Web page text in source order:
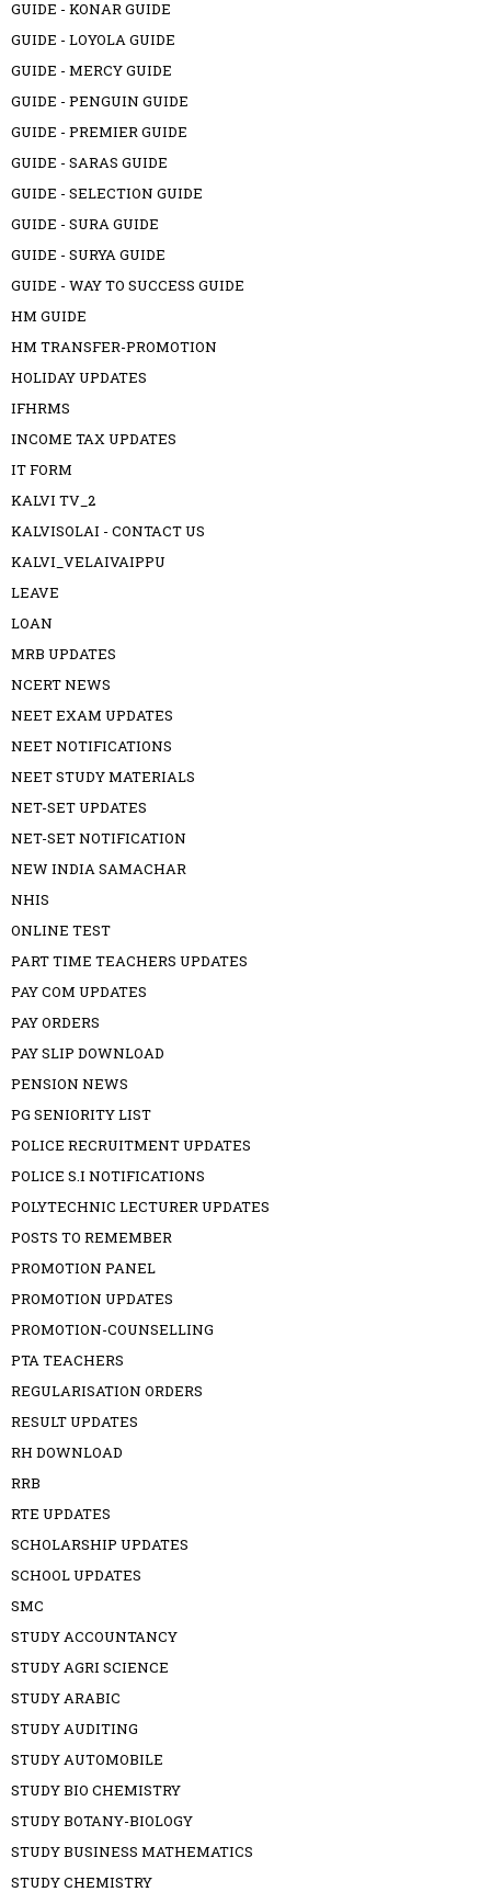
GUIDE - KONAR GUIDE
GUIDE - LOYOLA GUIDE
GUIDE - MERCY GUIDE
GUIDE - PENGUIN GUIDE
GUIDE - PREMIER GUIDE
GUIDE - SARAS GUIDE
GUIDE - SELECTION GUIDE
GUIDE - SURA GUIDE
GUIDE - SURYA GUIDE
GUIDE - WAY TO SUCCESS GUIDE
HM GUIDE
HM TRANSFER-PROMOTION
HOLIDAY UPDATES
IFHRMS
INCOME TAX UPDATES
IT FORM
KALVI TV_2
KALVISOLAI - CONTACT US
KALVI_VELAIVAIPPU
LEAVE
LOAN
MRB UPDATES
NCERT NEWS
NEET EXAM UPDATES
NEET NOTIFICATIONS
NEET STUDY MATERIALS
NET-SET UPDATES
NET-SET NOTIFICATION
NEW INDIA SAMACHAR
NHIS
ONLINE TEST
PART TIME TEACHERS UPDATES
PAY COM UPDATES
PAY ORDERS
PAY SLIP DOWNLOAD
PENSION NEWS
PG SENIORITY LIST
POLICE RECRUITMENT UPDATES
POLICE S.I NOTIFICATIONS
POLYTECHNIC LECTURER UPDATES
POSTS TO REMEMBER
PROMOTION PANEL
PROMOTION UPDATES
PROMOTION-COUNSELLING
PTA TEACHERS
REGULARISATION ORDERS
RESULT UPDATES
RH DOWNLOAD
RRB
RTE UPDATES
SCHOLARSHIP UPDATES
SCHOOL UPDATES
SMC
STUDY ACCOUNTANCY
STUDY AGRI SCIENCE
STUDY ARABIC
STUDY AUDITING
STUDY AUTOMOBILE
STUDY BIO CHEMISTRY
STUDY BOTANY-BIOLOGY
STUDY BUSINESS MATHEMATICS
STUDY CHEMISTRY